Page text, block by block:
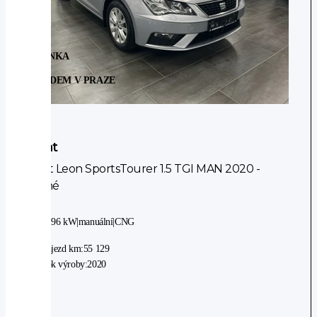
Seat
Seat Leon SportsTourer 1.5 TGI MAN 2020 -
tažné
|96 kW|manuální|CNG
Nájezd km:55 129
Rok výroby:2020
NOVINKA
SKLADEM V PRAZE